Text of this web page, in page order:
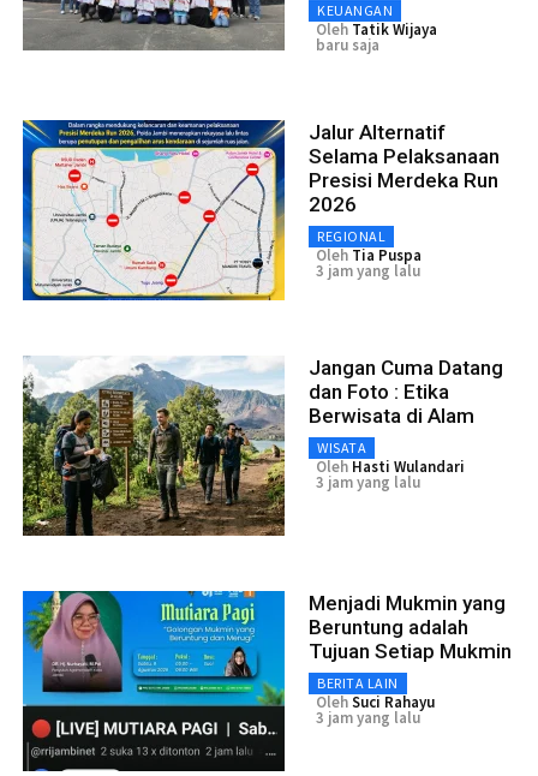
KEUANGAN
Oleh Tatik Wijaya
baru saja
Jalur Alternatif
Selama Pelaksanaan
Presisi Merdeka Run
2026
REGIONAL
Oleh Tia Puspa
3 jam yang lalu
Jangan Cuma Datang
dan Foto : Etika
Berwisata di Alam
WISATA
Oleh Hasti Wulandari
3 jam yang lalu
Menjadi Mukmin yang
Beruntung adalah
Tujuan Setiap Mukmin
BERITA LAIN
OlehSuci Rahayu
3 jam yang lalu